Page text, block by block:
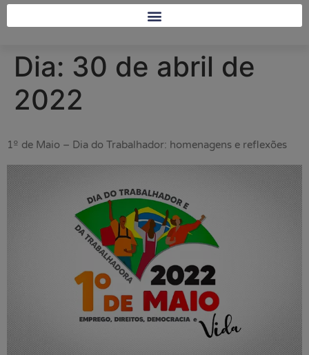
Dia: 30 de abril de
2022
1º de Maio – Dia do Trabalhador: homenagens e reflexões